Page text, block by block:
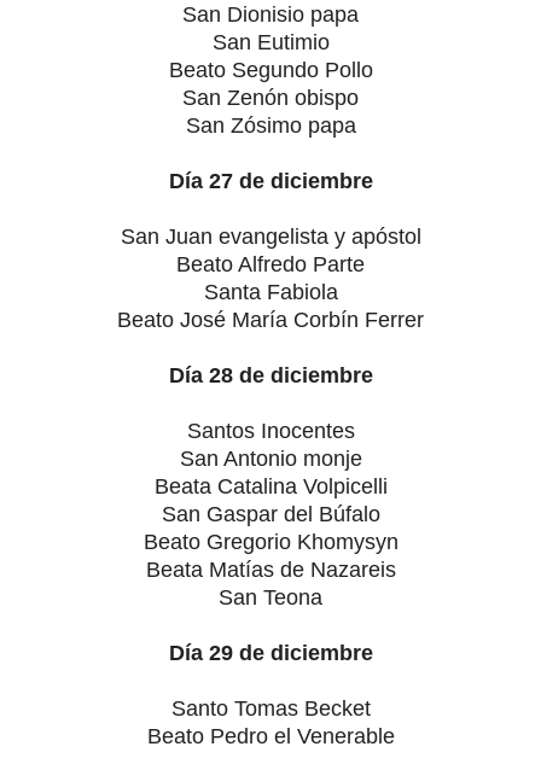
San Dionisio papa
San Eutimio
Beato Segundo Pollo
San Zenón obispo
San Zósimo papa
Día 27 de diciembre
San Juan evangelista y apóstol
Beato Alfredo Parte
Santa Fabiola
Beato José María Corbín Ferrer
Día 28 de diciembre
Santos Inocentes
San Antonio monje
Beata Catalina Volpicelli
San Gaspar del Búfalo
Beato Gregorio Khomysyn
Beata Matías de Nazareis
San Teona
Día 29 de diciembre
Santo Tomas Becket
Beato Pedro el Venerable